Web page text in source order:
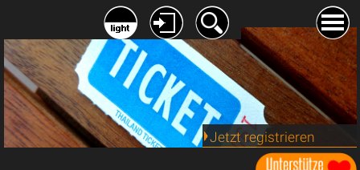
Jetzt registrieren